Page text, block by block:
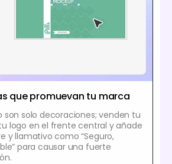
que promuevan tu marca
son solo decoraciones; venden tu
logo en el frente central y añade
y llamativo como “Seguro,
para causar una fuerte